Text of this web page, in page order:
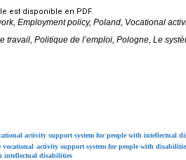
est disponible en PDF.
Employment policy, Poland, Vocational
travail, Politique de l’emploi, Pologne, Le
activity support system for people with intellectual
activity support system for people with
intellectual disabilities